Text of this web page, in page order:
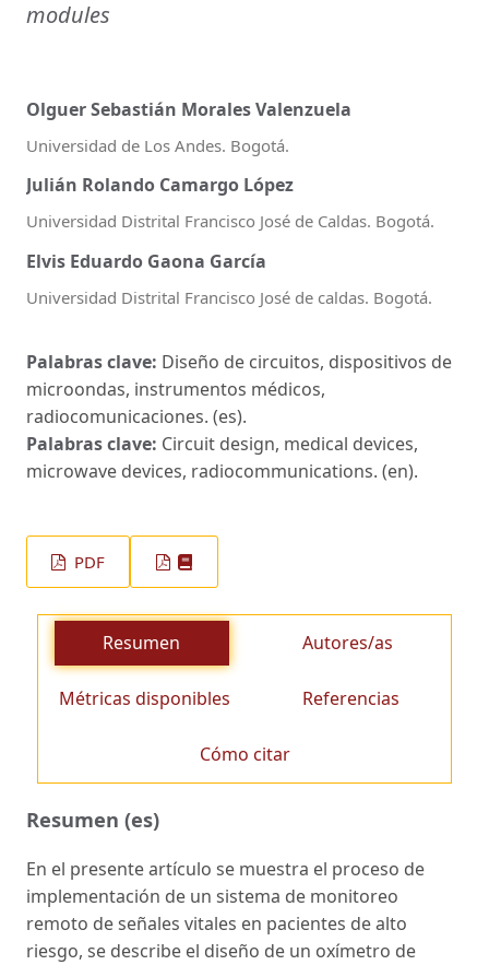
modules
Olguer Sebastián Morales Valenzuela
Universidad de Los Andes. Bogotá.
Julián Rolando Camargo López
Universidad Distrital Francisco José de Caldas. Bogotá.
Elvis Eduardo Gaona García
Universidad Distrital Francisco José de caldas. Bogotá.
Palabras clave: Diseño de circuitos, dispositivos de
microondas, instrumentos médicos,
radiocomunicaciones. (es).
Palabras clave: Circuit design, medical devices,
microwave devices, radiocommunications. (en).
PDF
Resumen Autores/as
Métricas disponibles Referencias
Cómo citar
Resumen (es)
En el presente artículo se muestra el proceso de
implementación de un sistema de monitoreo
remoto de señales vitales en pacientes de alto
riesgo, se describe el diseño de un oxímetro de